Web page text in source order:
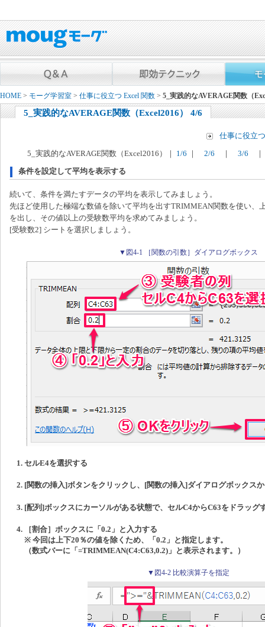
HOME > モーグ学習室 > 仕事に役立つ Excel 関数 > 5_実践的なAVERAGE関数（
5_実践的なAVERAGE関数（Excel2016） 4/6
仕事に役立
5_実践的なAVERAGE関数（Excel2016）｜
1/6 ｜ 2/6 ｜ 3/6 ｜
条件を設定して平均を表示する
続いて、条件を満たすデータの平均を表示してみましょう。
先ほど使用した極端な数値を除いて平均を出すTRIMMEAN関数を使い、
を出し、その値以上の受験数平均を求めてみましょう。
[受験数2] シートを選択しましょう。
▼図4-1 ［関数の引数］ダイアログボックス
セルE4を選択する
[関数の挿入]ボタンをクリックし、[関数の挿入]ダイアログボックス
[配列]ボックスにカーソルがある状態で、セルC4からC63をドラッグ
［割合］ボックスに「0.2」と入力する
※ 今回は上下20％の値を除くため、「0.2」と指定します。
（数式バーに「=TRIMMEAN(C4:C63,0.2)」と表示されます。）
▼図4-2 比較演算子を指定